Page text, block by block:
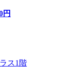
円
ス1階